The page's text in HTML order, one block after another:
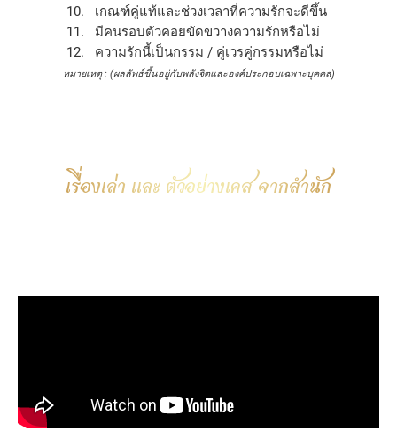
เกณฑ์คู่แท้และช่วงเวลาที่ความรักจะดีขึ้น
มีคนรอบตัวคอยขัดขวางความรักหรือไม่
ความรักนี้เป็นกรรม / คู่เวรคู่กรรมหรือไม่
หมายเหตุ : (ผลลัพธ์ขึ้นอยู่กับพลังจิตและองค์ประกอบเฉพาะบุคคล)
เรื่องเล่า และ ตัวอย่างเคส จากสำนัก